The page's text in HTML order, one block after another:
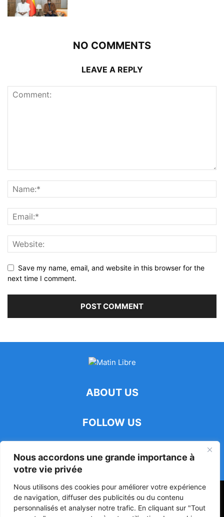
Nous accordons une grande importance à
votre vie privée
Nous utilisons des cookies pour améliorer votre expérience
de navigation, diffuser des publicités ou du contenu
personnalisés et analyser notre trafic. En cliquant sur "Tout
NO COMMENTS
LEAVE A REPLY
Save my name, email, and website in this browser for the
next time I comment.
ABOUT US
FOLLOW US
47ᵉ Assemblée Mondiale sur la Protection de la Vie Privée: Me
Luciano Hounkponou représente le Bénin à Séoul